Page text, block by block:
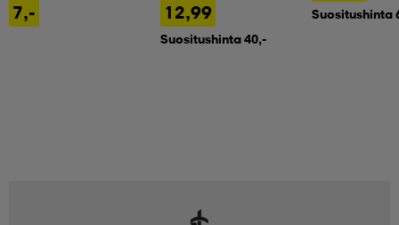
7,- 12,99
Suositushinta 40,-
Suositushinta